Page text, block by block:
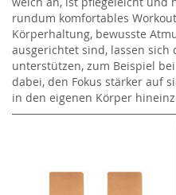
rundum komfortables
Körperhaltung, bewusste
ausgerichtet sind, lassen sich
unterstützen, zum Beispiel
dabei, den Fokus stärker auf
in den eigenen Körper